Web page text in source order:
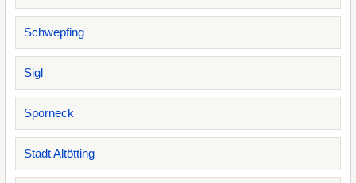
Schwepfing
Sigl
Sporneck
Stadt Altötting